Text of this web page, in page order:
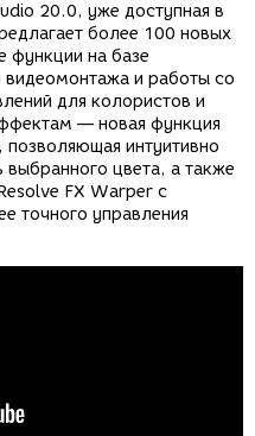
20.0, уже доступная в
более 100 новых
функции на базе
видеомонтажа и работы со
для колористов и
— новая функция
интуитивно
выбранного цвета, а также
FX Warper с
точного управления